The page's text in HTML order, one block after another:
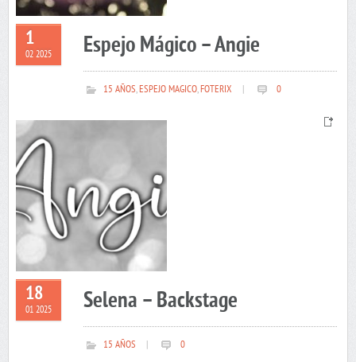
1
02 2025 Espejo Mágico – Angie
15 AÑOS,ESPEJO MAGICO,FOTERIX 0
18
01 2025 Selena – Backstage
15 AÑOS 0